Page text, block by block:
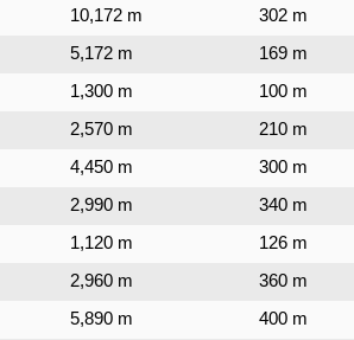
10,172 m 302 m
5,172 m 169 m
1,300 m 100 m
2,570 m 210 m
4,450 m 300 m
2,990 m 340 m
1,120 m 126 m
2,960 m 360 m
5,890 m 400 m